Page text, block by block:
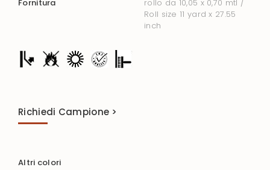
Fornitura
rollo da 10,05 x 0,70 mtl /
Roll size 11 yard x 27.55
inch
Richiedi Campione >
Altri colori